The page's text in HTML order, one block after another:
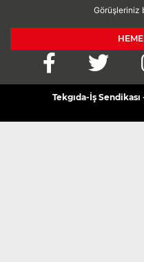
Görüşleriniz
Tekgıda-İş